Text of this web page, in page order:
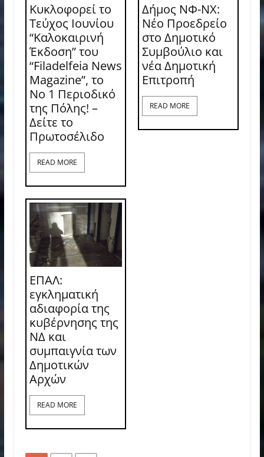
Κυκλοφορεί το
Τεύχος Ιουνίου
“Καλοκαιρινή
Έκδοση” του
“Filadelfeia News
Magazine”, το
Νο 1 Περιοδικό
της Πόλης! –
Δείτε το
Πρωτοσέλιδο
READ MORE
Δήμος ΝΦ-ΝΧ:
Νέο Προεδρείο
στο Δημοτικό
Συμβούλιο και
νέα Δημοτική
Επιτροπή
READ MORE
ΕΠΑΛ:
εγκληματική
αδιαφορία της
κυβέρνησης της
ΝΔ και
συμπαιγνία των
Δημοτικών
Αρχών
READ MORE